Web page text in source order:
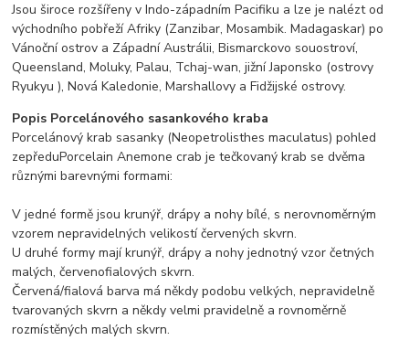
Jsou široce rozšířeny v Indo-západním Pacifiku a lze je nalézt od
východního pobřeží Afriky (Zanzibar, Mosambik. Madagaskar) po
Vánoční ostrov a Západní Austrálii, Bismarckovo souostroví,
Queensland, Moluky, Palau, Tchaj-wan, jižní Japonsko (ostrovy
Ryukyu ), Nová Kaledonie, Marshallovy a Fidžijské ostrovy.
Popis Porcelánového sasankového kraba
Porcelánový krab sasanky (Neopetrolisthes maculatus) pohled
zepředuPorcelain Anemone crab je tečkovaný krab se dvěma
různými barevnými formami:
V jedné formě jsou krunýř, drápy a nohy bílé, s nerovnoměrným
vzorem nepravidelných velikostí červených skvrn.
U druhé formy mají krunýř, drápy a nohy jednotný vzor četných
malých, červenofialových skvrn.
Červená/fialová barva má někdy podobu velkých, nepravidelně
tvarovaných skvrn a někdy velmi pravidelně a rovnoměrně
rozmístěných malých skvrn.